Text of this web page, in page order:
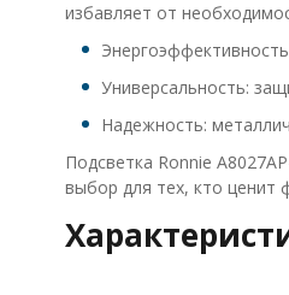
избавляет от
Универсальность:
Надежность:
Подсветка Ronnie
выбор для тех, кто ценит